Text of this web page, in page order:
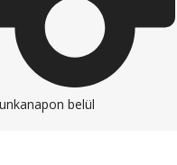
belül